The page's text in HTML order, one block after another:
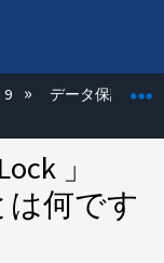
たたむ
9 データ保護
」
は何です